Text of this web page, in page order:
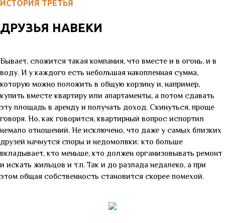
ИСТОРИЯ ТРЕТЬЯ
ДРУЗЬЯ НАВЕКИ
Бывает, сложится такая компания, что вместе и в огонь, и в
воду. И у каждого есть небольшая накопленная сумма,
которую можно положить в общую корзину и, например,
купить вместе квартиру или апартаменты, а потом сдавать
эту площадь в аренду и получать доход. Скинуться, проще
говоря. Но, как говорится, квартирный вопрос испортил
немало отношений. Не исключено, что даже у самых близких
друзей начнутся споры и недомолвки: кто больше
вкладывает, кто меньше, кто должен организовывать ремонт
и искать жильцов и т.п. Так и до разлада недалеко, а при
этом общая собственность становится скорее помехой.